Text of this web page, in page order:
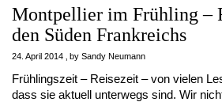
Montpellier im Frühling –
den Süden Frankreichs
24. April 2014 by Sandy Neumann
Frühlingszeit – Reisezeit – von vielen
dass sie aktuell unterwegs sind. Wir